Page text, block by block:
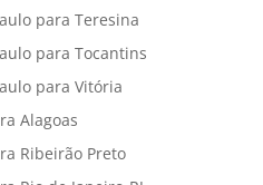
para Teresina
para Tocantins
para Vitória
Alagoas
Ribeirão Preto